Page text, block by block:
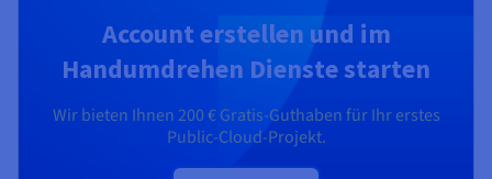
Account erstellen und im
Handumdrehen Dienste starten
Wir bieten Ihnen 200 €Gratis-Guthaben für Ihr erstes
Public-Cloud-Projekt.